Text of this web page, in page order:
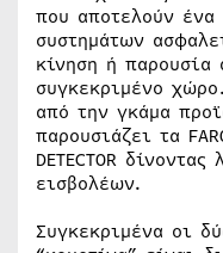
που αποτελούν ένα
συστημάτων
κίνηση ή
συγκεκριμένο
από την γκάμα
παρουσιάζει τα
DETECTOR
εισβολέων.
Συγκεκριμένα οι